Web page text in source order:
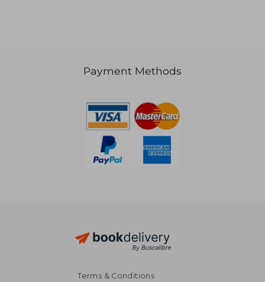
Payment Methods
Terms & Conditions